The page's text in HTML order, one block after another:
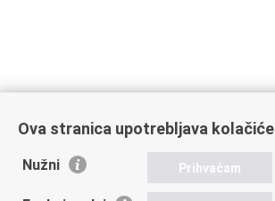
Ova stranica upotrebljava kolačiće
Nužni Prihvaćam